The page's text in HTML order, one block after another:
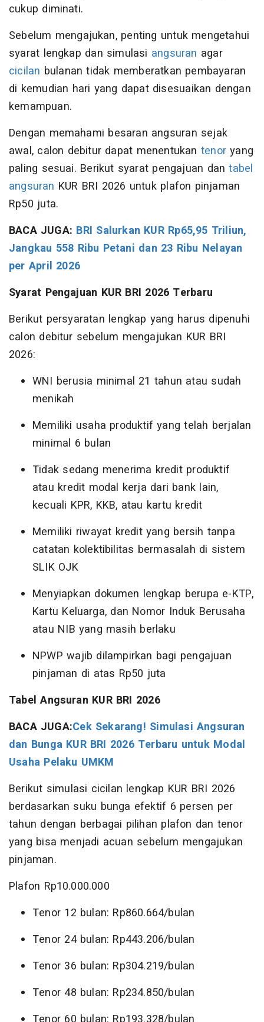
cukup diminati.
Sebelum mengajukan, penting untuk mengetahui
syarat lengkap dan simulasi angsuran agar
cicilan bulanan tidak memberatkan pembayaran
di kemudian hari yang dapat disesuaikan dengan
kemampuan.
Dengan memahami besaran angsuran sejak
awal, calon debitur dapat menentukan tenoryang
paling sesuai. Berikut syarat pengajuan dantabel
angsuran KUR BRI 2026 untuk plafon pinjaman
Rp50 juta.
BACA JUGA: BRI Salurkan KUR Rp65,95 Triliun,
Jangkau 558 Ribu Petani dan 23 Ribu Nelayan
per April 2026
Syarat Pengajuan KUR BRI 2026 Terbaru
Berikut persyaratan lengkap yang harus dipenuhi
calon debitur sebelum mengajukan KUR BRI
2026:
WNI berusia minimal 21 tahun atau sudah
menikah
Memiliki usaha produktif yang telah berjalan
minimal 6 bulan
Tidak sedang menerima kredit produktif
atau kredit modal kerja dari bank lain,
kecuali KPR, KKB, atau kartu kredit
Memiliki riwayat kredit yang bersih tanpa
catatan kolektibilitas bermasalah di sistem
SLIK OJK
Menyiapkan dokumen lengkap berupa e-KTP,
Kartu Keluarga, dan Nomor Induk Berusaha
atau NIB yang masih berlaku
NPWP wajib dilampirkan bagi pengajuan
pinjaman di atas Rp50 juta
Tabel Angsuran KUR BRI 2026
BACA JUGA:Cek Sekarang! Simulasi Angsuran
dan Bunga KUR BRI 2026 Terbaru untuk Modal
Usaha Pelaku UMKM
Berikut simulasi cicilan lengkap KUR BRI 2026
berdasarkan suku bunga efektif 6 persen per
tahun dengan berbagai pilihan plafon dan tenor
yang bisa menjadi acuan sebelum mengajukan
pinjaman.
Plafon Rp10.000.000
Tenor 12 bulan: Rp860.664/bulan
Tenor 24 bulan: Rp443.206/bulan
Tenor 36 bulan: Rp304.219/bulan
Tenor 48 bulan: Rp234.850/bulan